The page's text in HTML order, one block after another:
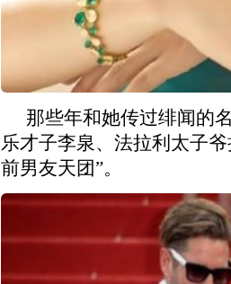
那些年和她传过绯闻的
乐才子李泉、法拉利太子
前男友天团”。